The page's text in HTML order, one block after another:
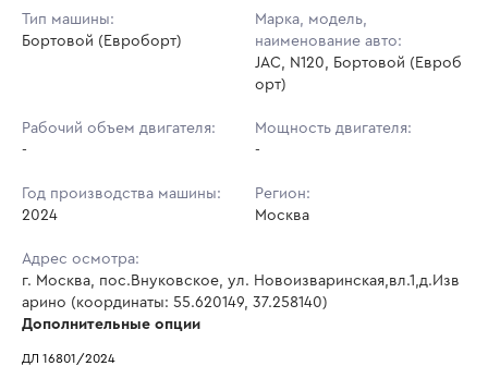
Кол-во ставок:
Москва
в аукционах
Тип машины:
Бортовой (Евроборт)
Марка, модель,
наименование авто:
JAC, N120, Бортовой (Евроб
орт)
Рабочий объем двигателя:
-
Мощность двигателя:
-
Год производства машины:
2024
Регион:
Москва
Адрес осмотра:
г. Москва, пос.Внуковское, ул. Новоизваринская,вл.1,д.Изв
арино (координаты: 55.620149, 37.258140)
Дополнительные опции
ДЛ 16801/2024